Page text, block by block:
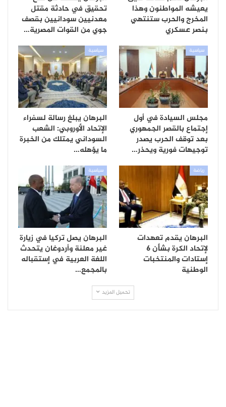
يعيشه المواطنون وهذا
المخرج والحرب ستنتهي
بنصر عسكري
تحقيق في حادثة مقتل
معدنيين سودانيين بقصف
جوي من القوات المصرية…
سياسية
مجلس السيادة في أول
إجتماع بالقصر الجمهوري
بعد توقف الحرب يصدر
توجيهات فورية ويحذر…
سياسية
البرهان يبلغ رسالة لسفراء
الإتحاد الأوروبي: الشعب
السوداني يمتلك من الخبرة
ما يؤهله…
رياضة
البرهان يقدم تعهدات
لإتحاد الكرة بشأن 6
إستادات والمنتخبات
الوطنية
سياسية
البرهان يصل تركيا في زيارة
غير معلنة وأردوغان يتحدث
اللغة العربية في إستقباله
بالمجمع…
تحميل المزيد